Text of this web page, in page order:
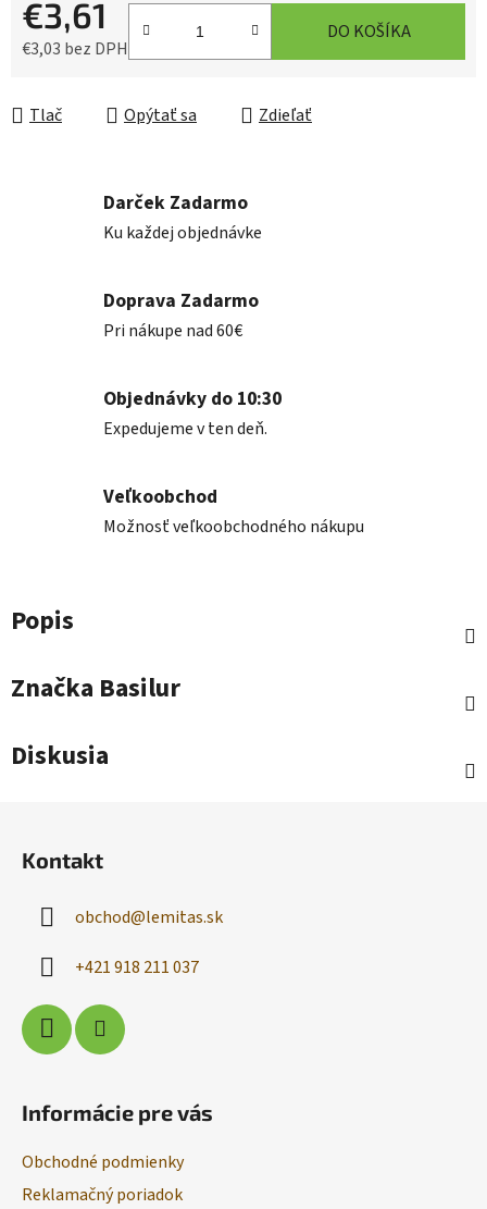
€3,61
€3,03 bez DPH
DO KOŠÍKA
Tlač Opýtať sa Zdieľať
Darček Zadarmo
Ku každej objednávke
Doprava Zadarmo
Pri nákupe nad 60€
Objednávky do 10:30
Expedujeme v ten deň.
Veľkoobchod
Možnosť veľkoobchodného nákupu
Popis
Značka Basilur
Diskusia
Kontakt
obchod@lemitas.sk
+421 918 211 037
Informácie pre vás
Obchodné podmienky
Reklamačný poriadok